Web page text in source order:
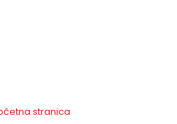
stranica